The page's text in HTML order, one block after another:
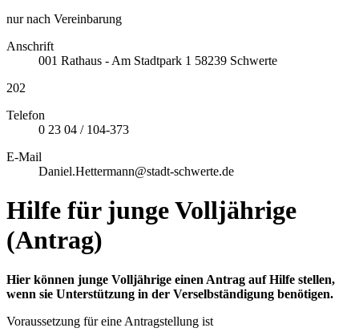
nur nach Vereinbarung
Anschrift
001 Rathaus - Am Stadtpark 1 58239 Schwerte
202
Telefon
0 23 04 / 104-373
E-Mail
Daniel.Hettermann@stadt-schwerte.de
Hilfe für junge Volljährige
(Antrag)
Hier können junge Volljährige einen Antrag auf Hilfe stellen,
wenn sie Unterstützung in der Verselbständigung benötigen.
Voraussetzung für eine Antragstellung ist